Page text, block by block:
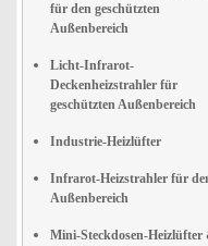
für den geschützten
Außenbereich
Licht-Infrarot-
Deckenheizstrahler für
geschützten Außenbereich
Industrie-Heizlüfter
Infrarot-Heizstrahler für
Außenbereich
Mini-Steckdosen-Heizlüfter